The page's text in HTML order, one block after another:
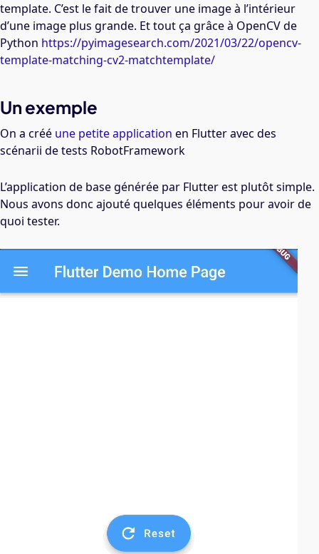
template. C’est le fait de trouver une image à l’intérieur
d’une image plus grande. Et tout ça grâce à OpenCV de
Python https://pyimagesearch.com/2021/03/22/opencv-
template-matching-cv2-matchtemplate/
Un exemple
On a créé une petite application en Flutter avec des
scénarii de tests RobotFramework
L’application de base générée par Flutter est plutôt simple.
Nous avons donc ajouté quelques éléments pour avoir de
quoi tester.